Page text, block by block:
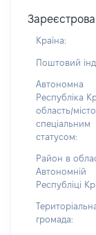
Країна:
Поштовий
Автономна
Республіка
область/місто
спеціальним
статусом:
Район в
Автономній
Республіці
громада: